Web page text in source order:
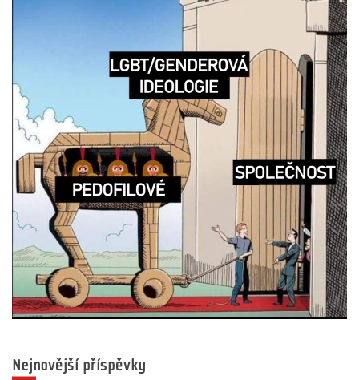
Nejnovější příspěvky